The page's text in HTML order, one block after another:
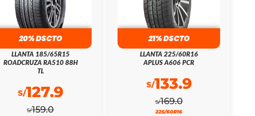
20% DSCTO
LLANTA 185/65R15
ROADCRUZA RA510 88H
TL
S/159.0
S/127.9
21% DSCTO
LLANTA 225/60R16
APLUS A606 PCR
S/169.0
S/133.9
225/60R16